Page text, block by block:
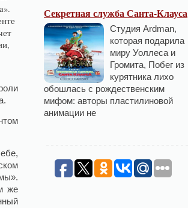
Секретная служба Санта-Клауса
Студия Ardman,
которая подарила
миру Уоллеса и
Громита, Побег из
курятника лихо
обошлась с рождественским
мифом: авторы пластилиновой
анимации не
же